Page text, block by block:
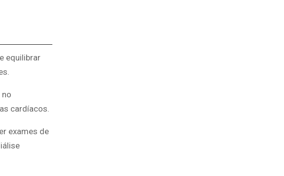
equilibrar
cardíacos.
exames de